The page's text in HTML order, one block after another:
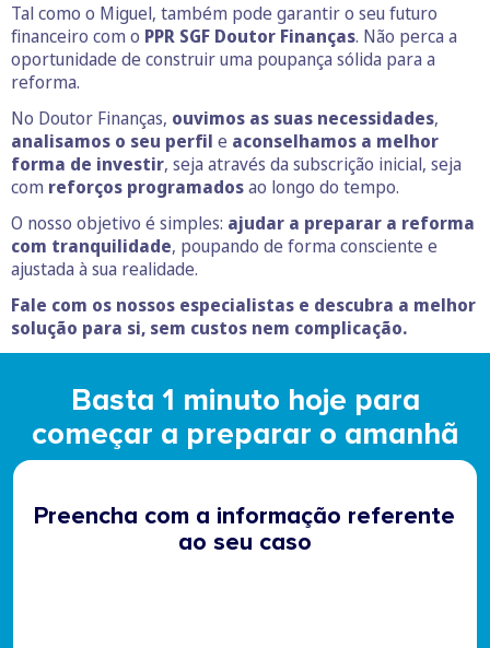
Tal como o Miguel, também pode garantir o seu futuro
financeiro com o PPR SGF Doutor Finanças. Não perca a
oportunidade de construir uma poupança sólida para a
reforma.
No Doutor Finanças, ouvimos as suas necessidades,
analisamos o seu perfil e aconselhamos a melhor
forma de investir, seja através da subscrição inicial, seja
com reforços programadosao longo do tempo.
O nosso objetivo é simples: ajudar a preparar a reforma
com tranquilidade, poupando de forma consciente e
ajustada à sua realidade.
Fale com os nossos especialistas e descubra a melhor
solução para si, sem custos nem complicação.
Basta 1 minuto hoje para
começar a preparar o amanhã
Preencha com a informação referente
ao seu caso